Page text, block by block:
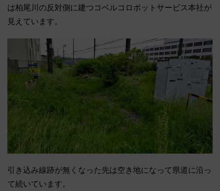
は柏尾川の反対側に建つコベルコロボットサービス本社が
見えています。
引き込み線跡が無くなった先は空き地になって県道に沿っ
て続いています。